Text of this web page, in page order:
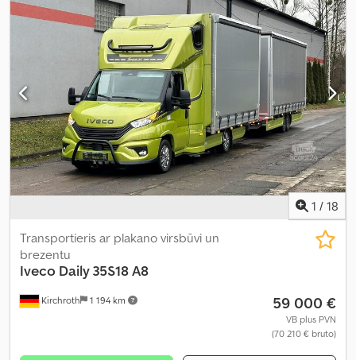
1 / 18
Kirchroth 1 194 km
Transportieris ar plakano virsbūvi un
brezentu
Iveco Daily 35S18 A8
59 000 €
VB plus PVN
(70 210 € bruto)